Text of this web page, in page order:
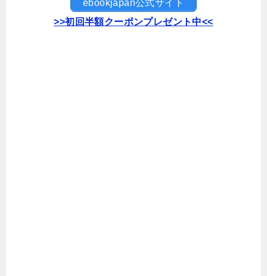
ebookjapan公式サイト
>>初回半額クーポンプレゼント中<<